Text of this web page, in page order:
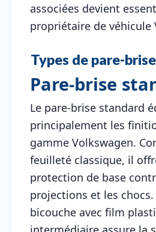
associées devient
propriétaire de véhicule
Types de pare-
Pare-brise
Le pare-brise standard
principalement les
gamme Volkswagen.
feuilleté classique, il
protection de base
projections et les
bicouche avec film